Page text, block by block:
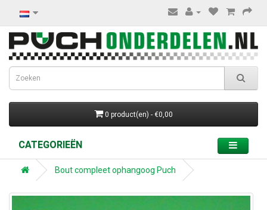
0 product(en) - €0,00
CATEGORIEËN
Bout compleet ophangoog Puch